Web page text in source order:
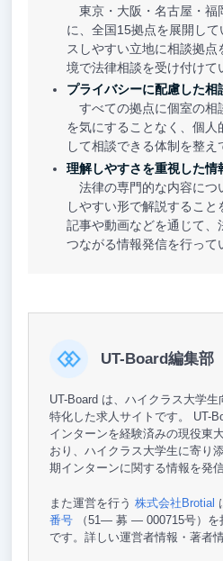
東京・大阪・名古屋・福
に、全国15拠点を展開し
スしやすい立地に相談拠
境で法律相談を受け付けて
プライバシーに配慮した相
すべての拠点に個室の相
を気にすることなく、個
して相談できる体制を整え
理解しやすさを重視した情
法律の専門的な内容につ
しやすい形で解説するこ
記事や動画などを通じて、
つながる情報発信を行って
UT-Board編集部
UT-Board は、ハイクラス大学
特化した求人サイトです。 UT-
インターンを経験済みの現役東
おり、ハイクラス大学生に寄り
期インターンに関する情報を発
また運営を行う 株式会社Brotial
番号（51— 募 — 000715号）を
です。詳しい運営者情報・著者